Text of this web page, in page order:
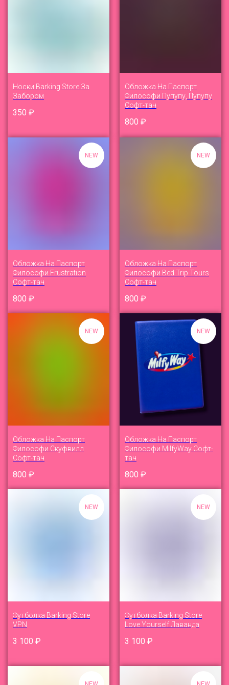
Носки Barking Store За
Забором
350 ₽
Обложка На Паспорт
Философи Пупупу, Пупупу
Софт-тач
800 ₽
NEW
Обложка На Паспорт
Философи Frustration
Софт-тач
800 ₽
NEW
Обложка На Паспорт
Философи Bed Trip Tours
Софт-тач
800 ₽
NEW
Обложка На Паспорт
Философи Скуфвилл
Софт-тач
800 ₽
NEW
Обложка На Паспорт
Философи MilfyWay Софт-
тач
800 ₽
NEW
Футболка Barking Store
VPN
3 100 ₽
NEW
Футболка Barking Store
Love Yourself Лаванда
3 100 ₽